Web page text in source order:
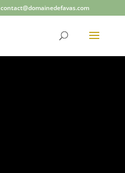
contact@domainedefavas.com